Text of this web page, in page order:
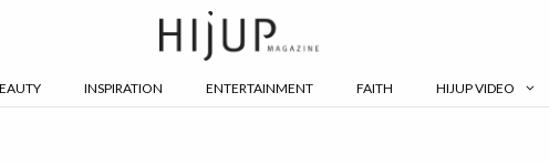
INSPIRATION ENTERTAINMENT FAITH HIJUP VIDEO